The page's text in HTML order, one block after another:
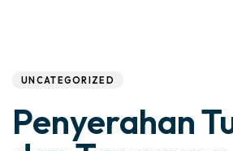
UNCATEGORIZED
Penyerahan